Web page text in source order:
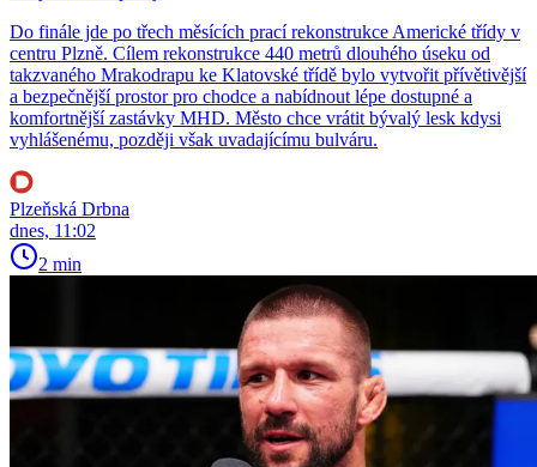
Do finále jde po třech měsících prací rekonstrukce Americké třídy v
centru Plzně. Cílem rekonstrukce 440 metrů dlouhého úseku od
takzvaného Mrakodrapu ke Klatovské třídě bylo vytvořit přívětivější
a bezpečnější prostor pro chodce a nabídnout lépe dostupné a
komfortnější zastávky MHD. Město chce vrátit bývalý lesk kdysi
vyhlášenému, později však uvadajícímu bulváru.
Plzeňská Drbna
dnes, 11:02
2 min